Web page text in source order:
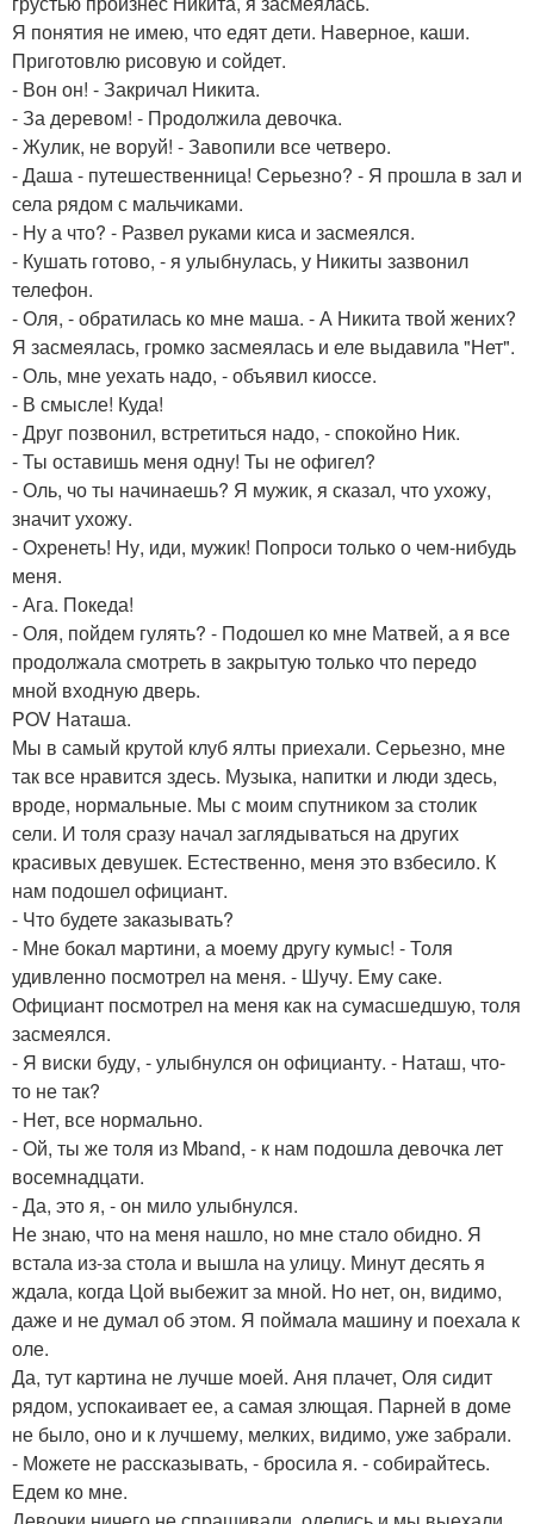
Я понятия не имею, что едят дети. Наверное, каши.
Приготовлю рисовую и сойдет.
- Вон он! - Закричал Никита.
- За деревом! - Продолжила девочка.
- Жулик, не воруй! - Завопили все четверо.
- Даша - путешественница! Серьезно? - Я прошла в зал и
села рядом с мальчиками.
- Ну а что? - Развел руками киса и засмеялся.
- Кушать готово, - я улыбнулась, у Никиты зазвонил
телефон.
- Оля, - обратилась ко мне маша. - А Никита твой жених?
Я засмеялась, громко засмеялась и еле выдавила "Нет".
- Оль, мне уехать надо, - объявил киоссе.
- В смысле! Куда!
- Друг позвонил, встретиться надо, - спокойно Ник.
- Ты оставишь меня одну! Ты не офигел?
- Оль, чо ты начинаешь? Я мужик, я сказал, что ухожу,
значит ухожу.
- Охренеть! Ну, иди, мужик! Попроси только о чем-нибудь
меня.
- Ага. Покеда!
- Оля, пойдем гулять? - Подошел ко мне Матвей, а я все
продолжала смотреть в закрытую только что передо
мной входную дверь.
POV Наташа.
Мы в самый крутой клуб ялты приехали. Серьезно, мне
так все нравится здесь. Музыка, напитки и люди здесь,
вроде, нормальные. Мы с моим спутником за столик
сели. И толя сразу начал заглядываться на других
красивых девушек. Естественно, меня это взбесило. К
нам подошел официант.
- Что будете заказывать?
- Мне бокал мартини, а моему другу кумыс! - Толя
удивленно посмотрел на меня. - Шучу. Ему саке.
Официант посмотрел на меня как на сумасшедшую, толя
засмеялся.
- Я виски буду, - улыбнулся он официанту. - Наташ, что-
то не так?
- Нет, все нормально.
- Ой, ты же толя из Mband, - к нам подошла девочка лет
восемнадцати.
- Да, это я, - он мило улыбнулся.
Не знаю, что на меня нашло, но мне стало обидно. Я
встала из-за стола и вышла на улицу. Минут десять я
ждала, когда Цой выбежит за мной. Но нет, он, видимо,
даже и не думал об этом. Я поймала машину и поехала к
оле.
Да, тут картина не лучше моей. Аня плачет, Оля сидит
рядом, успокаивает ее, а самая злющая. Парней в доме
не было, оно и к лучшему, мелких, видимо, уже забрали.
- Можете не рассказывать, - бросила я. - собирайтесь.
Едем ко мне.